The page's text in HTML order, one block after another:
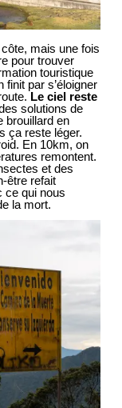
mais une fois
pour trouver
touristique
finit par s’éloigner
Le ciel reste
solutions de
brouillard en
ça reste léger.
En 10km, on
remontent.
et des
être refait
ce qui nous
la mort.